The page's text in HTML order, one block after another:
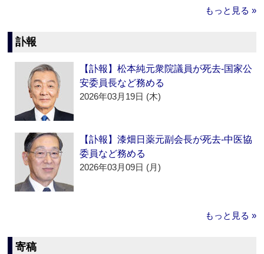
もっと見る »
訃報
【訃報】松本純元衆院議員が死去‐国家公
安委員長など務める
2026年03月19日 (木)
【訃報】漆畑日薬元副会長が死去‐中医協
委員など務める
2026年03月09日 (月)
もっと見る »
寄稿